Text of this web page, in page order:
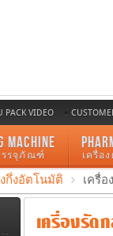
PACK VIDEO
MACHINE
รรจุภัณฑ์ เครื่อ
กึ่งอัตโนมัติ เครื่อ
เครื่องรัดก